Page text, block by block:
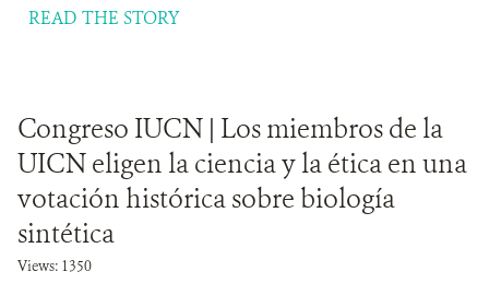
READ THE STORY
Congreso IUCN | Los miembros de la
UICN eligen la ciencia y la ética en una
votación histórica sobre biología
sintética
Views: 1350